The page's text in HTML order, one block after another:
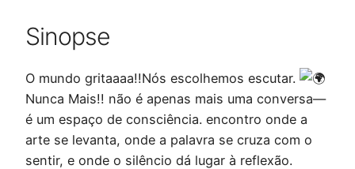
Sinopse
O mundo gritaaaa!!Nós escolhemos escutar.
Nunca Mais!! não é apenas mais uma conversa—
é um espaço de consciência. encontro onde a
arte se levanta, onde a palavra se cruza com o
sentir, e onde o silêncio dá lugar à reflexão.